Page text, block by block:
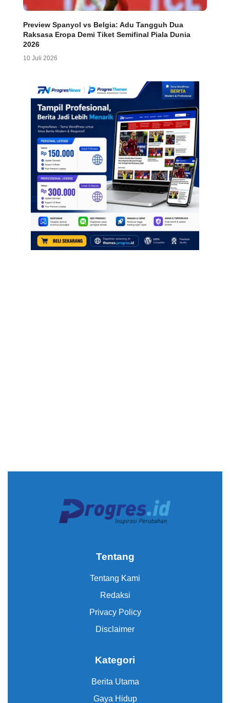
Preview Spanyol vs Belgia: Adu Tangguh Dua
Raksasa Eropa Demi Tiket Semifinal Piala Dunia
2026
10 Juli 2026
Tentang
Tentang Kami
Redaksi
Privacy Policy
Disclaimer
Kategori
Berita Utama
Gaya Hidup